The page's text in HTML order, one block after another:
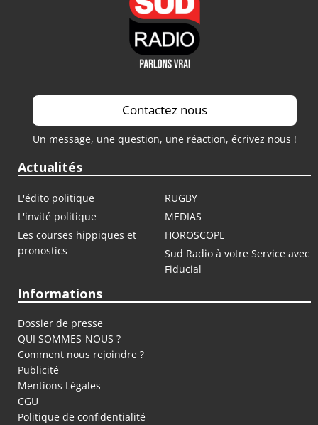
Contactez nous
Un message, une question, une réaction, écrivez nous !
Actualités
L'édito politique
RUGBY
L'invité politique
MEDIAS
Les courses hippiques et
pronostics
HOROSCOPE
Sud Radio à votre Service avec
Fiducial
Informations
Dossier de presse
QUI SOMMES-NOUS ?
Comment nous rejoindre ?
Publicité
Mentions Légales
CGU
Politique de confidentialité